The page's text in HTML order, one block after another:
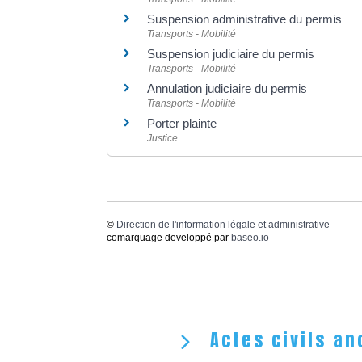
Suspension administrative du permis
Transports - Mobilité
Suspension judiciaire du permis
Transports - Mobilité
Annulation judiciaire du permis
Transports - Mobilité
Porter plainte
Justice
© Direction de l'information légale et administrative
comarquage developpé par baseo.io
Actes civils